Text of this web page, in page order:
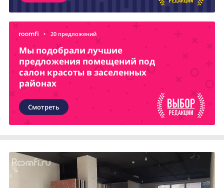
• 20 предложений
Мы подобрали лучшие
предложения помещений под
салон красоты в заселенных
районах
Смотреть